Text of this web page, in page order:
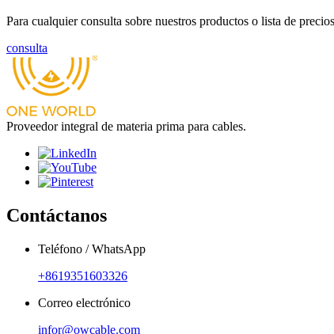
Para cualquier consulta sobre nuestros productos o lista de
consulta
Proveedor integral de materia prima para cables.
Contáctanos
Teléfono / WhatsApp
+8619351603326
Correo electrónico
infor@owcable.com